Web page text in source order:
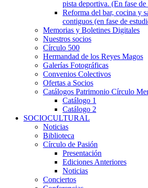
pista deportiva. (En fase de
Reforma del bar, cocina y
contiguos (en fase de
Memorias y Boletines Digitales
Nuestros socios
Círculo 500
Hermandad de los Reyes Magos
Galerías Fotográficas
Convenios Colectivos
Ofertas a Socios
Catálogos Patrimonio Círculo
Catálogo 1
Catálogo 2
SOCIOCULTURAL
Noticias
Biblioteca
Círculo de Pasión
Presentación
Ediciones Anteriores
Noticias
Conciertos